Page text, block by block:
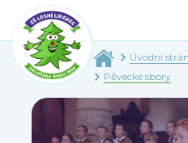
Úvodní
Pěvecké sbory